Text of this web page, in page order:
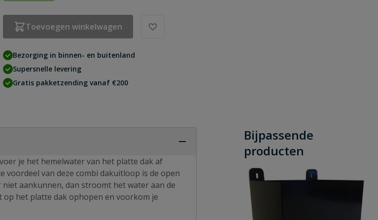
Toevoegen winkelwagen
Bezorging in binnen- en buitenland
Supersnelle levering
Gratis pakketzending vanaf €200
je het hemelwater van het platte dak af
voordeel van deze combi dakuitloop is de open
aankunnen, dan stroomt het water aan de
het platte dak ophopen en voorkom je
Bijpassende
producten